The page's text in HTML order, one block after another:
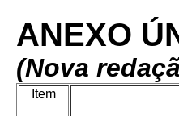
ANEXO
(Nova
Item